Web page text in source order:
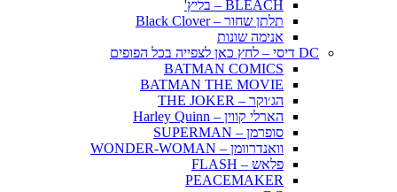
BLEACH – בליץ'
תלתן שחור – Black Clover
אנימה שונות
DC דיסי – לחץ כאן לצפייה בכל הפופים
BATMAN COMICS
BATMAN THE MOVIE
הג׳וקר – THE JOKER
הארלי קווין – Harley Quinn
סופרמן – SUPERMAN
וואנדרוומן – WONDER-WOMAN
פלאש – FLASH
PEACEMAKER